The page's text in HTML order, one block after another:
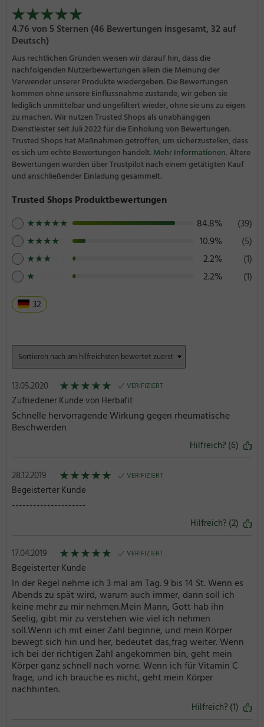
4.76 von 5 Sternen (46 Bewertungen insgesamt, 32 auf
Deutsch)
Aus rechtlichen Gründen weisen wir darauf hin, dass die
nachfolgenden Nutzerbewertungen allein die Meinung der
Verwender unserer Produkte wiedergeben. Die Bewertungen
kommen ohne unsere Einflussnahme zustande, wir geben sie
lediglich unmittelbar und ungefiltert wieder, ohne sie uns zu eigen
zu machen. Wir nutzen Trusted Shops als unabhängigen
Dienstleister seit Juli 2022 für die Einholung von Bewertungen.
Trusted Shops hat Maßnahmen getroffen, um sicherzustellen, dass
es sich um echte Bewertungen handelt. Mehr Informationen. Ältere
Bewertungen wurden über Trustpilot nach einem getätigten Kauf
und anschließender Einladung gesammelt.
Trusted Shops Produktbewertungen
★★★★★ 84.8%
(39)
★★★★ 10.9%
(5)
★★★ 2.2%
(1)
★
2.2%
(1)
32
13.05.2020 ★★★★★ VERIFIZIERT
Zufriedener Kunde von Herbafit
Schnelle hervorragende Wirkung gegen rheumatische
Beschwerden
Hilfreich? (6)
28.12.2019 ★★★★★ VERIFIZIERT
Begeisterter Kunde
---------------------
Hilfreich? (2)
17.04.2019 ★★★★★ VERIFIZIERT
Begeisterter Kunde
In der Regel nehme ich 3 mal am Tag. 9 bis 14 St. Wenn es
Abends zu spät wird, warum auch immer, dann soll ich
keine mehr zu mir nehmen.Mein Mann, Gott hab ihn
Seelig, gibt mir zu verstehen wie viel ich nehmen
soll.Wenn ich mit einer Zahl beginne, und mein Körper
bewegt sich hin und her, bedeutet das,frag weiter. Wenn
ich bei der richtigen Zahl angekommen bin, geht mein
Körper ganz schnell nach vorne. Wenn ich für Vitamin C
frage, und ich brauche es nicht, geht mein Körper
nachhinten.
Hilfreich? (1)